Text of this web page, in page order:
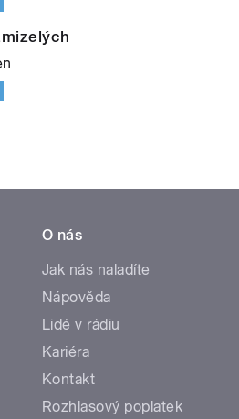
O nás
Jak nás naladíte
Nápověda
Lidé v rádiu
Kariéra
Kontakt
Rozhlasový poplatek